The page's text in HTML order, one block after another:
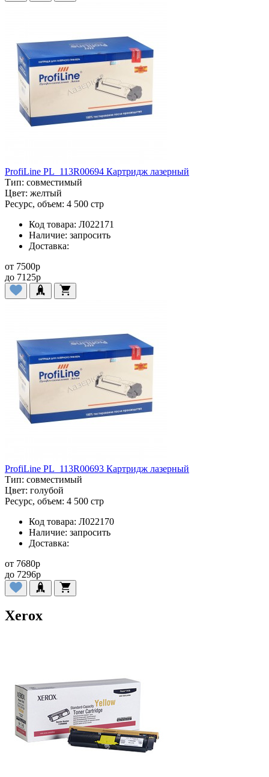
ProfiLine PL_113R00694 Картридж лазерный
Тип: совместимый
Цвет: желтый
Ресурс, объем: 4 500 стр
Код товара: Л022171
Наличие: запросить
Доставка:
от 7500p
до 7125p
ProfiLine PL_113R00693 Картридж лазерный
Тип: совместимый
Цвет: голубой
Ресурс, объем: 4 500 стр
Код товара: Л022170
Наличие: запросить
Доставка:
от 7680p
до 7296p
Xerox